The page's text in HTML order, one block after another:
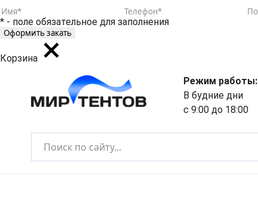
* - поле обязательное для заполнения
Корзина
Режим работы:
В будние дни
с 9:00 до 18:00